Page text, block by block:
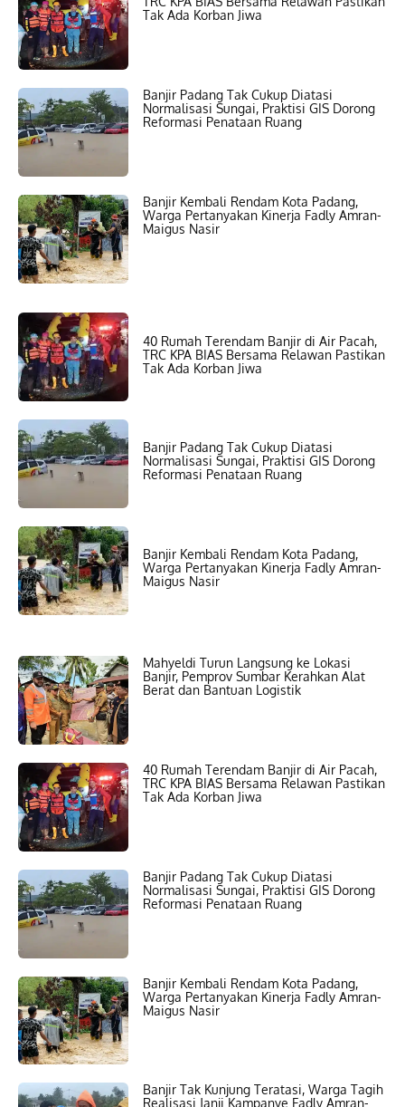
Tak Ada Korban Jiwa
Banjir Padang Tak Cukup Diatasi
Normalisasi Sungai, Praktisi GIS Dorong
Reformasi Penataan Ruang
Banjir Kembali Rendam Kota Padang,
Warga Pertanyakan Kinerja Fadly Amran-
Maigus Nasir
40 Rumah Terendam Banjir di Air Pacah,
TRC KPA BIAS Bersama Relawan Pastikan
Tak Ada Korban Jiwa
Banjir Padang Tak Cukup Diatasi
Normalisasi Sungai, Praktisi GIS Dorong
Reformasi Penataan Ruang
Banjir Kembali Rendam Kota Padang,
Warga Pertanyakan Kinerja Fadly Amran-
Maigus Nasir
Mahyeldi Turun Langsung ke Lokasi
Banjir, Pemprov Sumbar Kerahkan Alat
Berat dan Bantuan Logistik
40 Rumah Terendam Banjir di Air Pacah,
TRC KPA BIAS Bersama Relawan Pastikan
Tak Ada Korban Jiwa
Banjir Padang Tak Cukup Diatasi
Normalisasi Sungai, Praktisi GIS Dorong
Reformasi Penataan Ruang
Banjir Kembali Rendam Kota Padang,
Warga Pertanyakan Kinerja Fadly Amran-
Maigus Nasir
Banjir Tak Kunjung Teratasi, Warga Tagih
Realisasi Janji Kampanye Fadly Amran-